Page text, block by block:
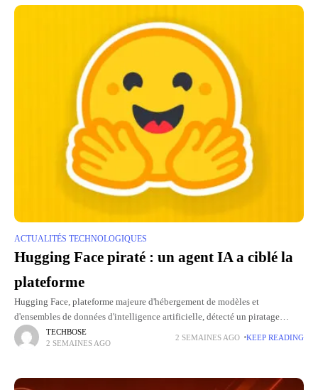
ACTUALITÉS TECHNOLOGIQUES
Hugging Face piraté : un agent IA a ciblé la
plateforme
Hugging Face, plateforme majeure d'hébergement de modèles et
d'ensembles de données d'intelligence artificielle, détecté un piratage
réalisé non pas par un humain mais par un agent IA autonome. L'attaque a
TECHBOSE
2 SEMAINES AGO
2 SEMAINES AGO KEEP READING